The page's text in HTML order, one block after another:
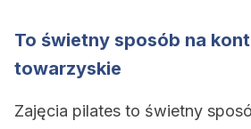
To świetny sposób na
towarzyskie
Zajęcia pilates to świetny